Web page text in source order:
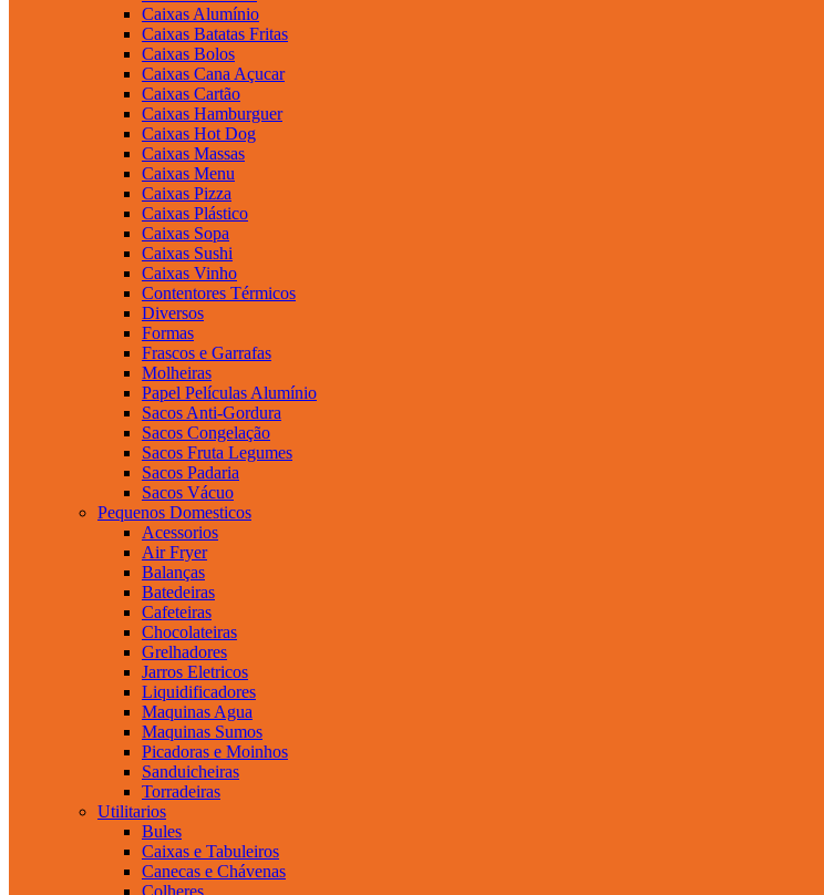
Caixas Alumínio
Caixas Batatas Fritas
Caixas Bolos
Caixas Cana Açucar
Caixas Cartão
Caixas Hamburguer
Caixas Hot Dog
Caixas Massas
Caixas Menu
Caixas Pizza
Caixas Plástico
Caixas Sopa
Caixas Sushi
Caixas Vinho
Contentores Térmicos
Diversos
Formas
Frascos e Garrafas
Molheiras
Papel Películas Alumínio
Sacos Anti-Gordura
Sacos Congelação
Sacos Fruta Legumes
Sacos Padaria
Sacos Vácuo
Pequenos Domesticos
Acessorios
Air Fryer
Balanças
Batedeiras
Cafeteiras
Chocolateiras
Grelhadores
Jarros Eletricos
Liquidificadores
Maquinas Agua
Maquinas Sumos
Picadoras e Moinhos
Sanduicheiras
Torradeiras
Utilitarios
Bules
Caixas e Tabuleiros
Canecas e Chávenas
Colheres